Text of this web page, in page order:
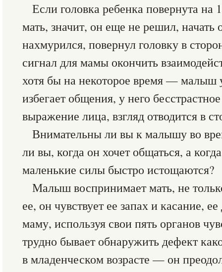
Если головка ребенка повернута на
мать, значит, он еще не решил,
нахмурился, повернул головку в
сигнал для мамы окончить
хотя бы на некоторое время — малыш
избегает общения, у него
выражение лица, взгляд отводится в
Внимательны ли вы к малышу во
ли вы, когда он хочет общаться, а
маленькие силы быстро истощаются?
Малыш воспринимает мать, не
ее, он чувствует ее запах и касание,
маму, используя свои пять органов
трудно бывает обнаружить дефект
в младенческом возрасте — он